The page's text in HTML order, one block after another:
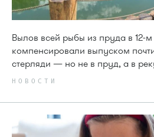
Вылов всей рыбы из пруда в 12-
компенсировали выпуском
стерляди — но не в пруд, а в
НОВОСТИ